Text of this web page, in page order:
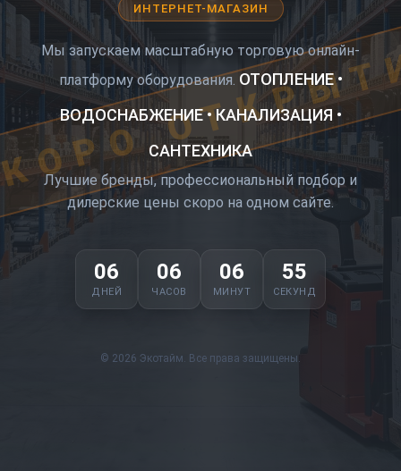
ИНТЕРНЕТ-МАГАЗИН
Мы запускаем масштабную торговую онлайн-
платформу оборудования. ОТОПЛЕНИЕ •
ВОДОСНАБЖЕНИЕ • КАНАЛИЗАЦИЯ •
САНТЕХНИКА
Лучшие бренды, профессиональный подбор и
дилерские цены скоро на одном сайте.
06
ДНЕЙ
06
ЧАСОВ
06
МИНУТ
54
СЕКУНД
© 2026 Экотайм. Все права защищены.